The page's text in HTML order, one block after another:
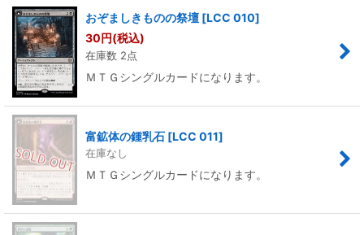
おぞましきものの祭壇 [LCC 010]
30円(税込)
在庫数 2点
ＭＴＧシングルカードになります。
富鉱体の鍾乳石 [LCC 011]
在庫なし
ＭＴＧシングルカードになります。